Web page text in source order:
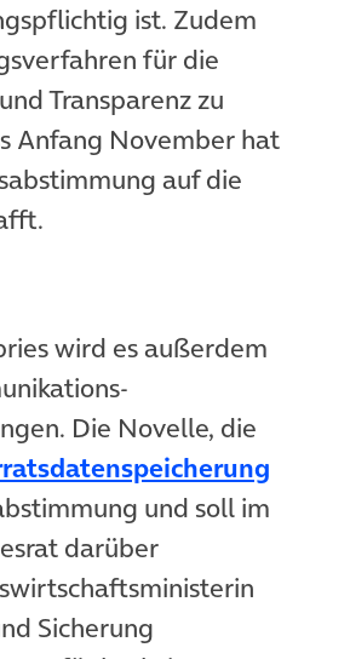
ist. Zudem
für die
Transparenz zu
Anfang November hat
auf die
wird es außerdem
Die Novelle, die
und soll im
darüber
Sicherung